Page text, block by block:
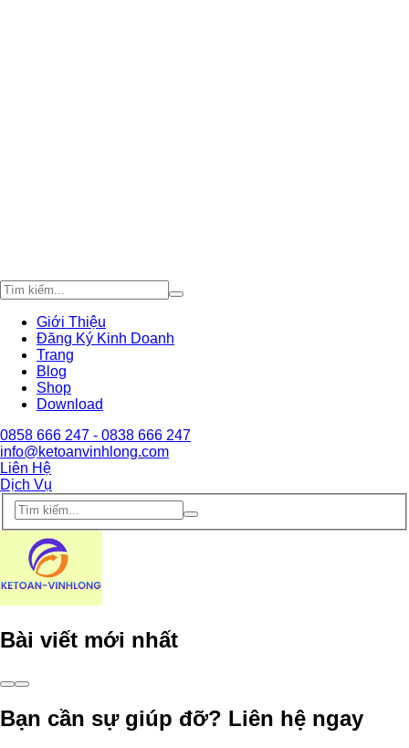
Giới Thiệu
Đăng Ký Kinh Doanh
Trang
Blog
Shop
Download
0858 666 247 - 0838 666 247
info@ketoanvinhlong.com
Liên Hệ
Dịch Vụ
Bài viết mới nhất
Bạn cần sự giúp đỡ? Liên hệ ngay